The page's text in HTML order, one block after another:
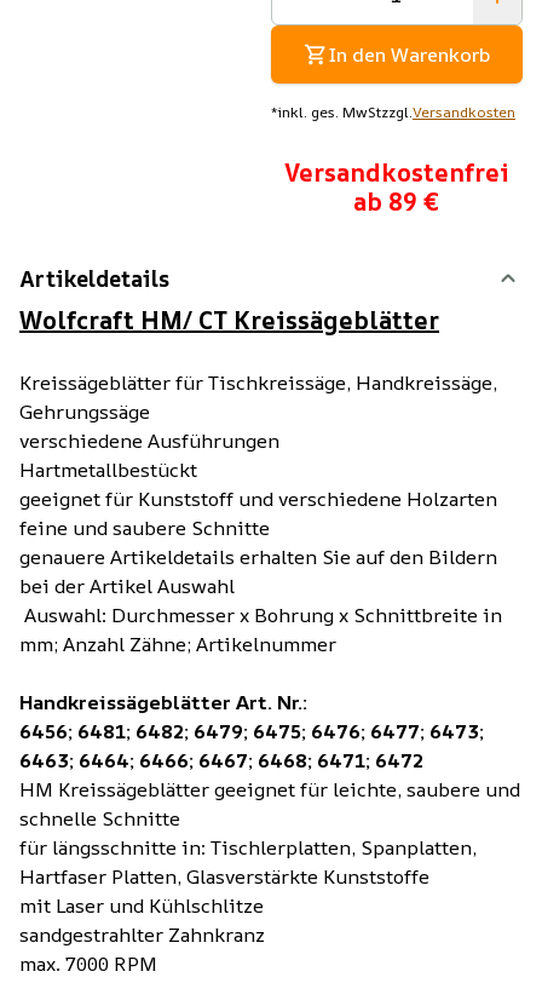
In den Warenkorb
*inkl. ges. MwStzzgl.Versandkosten
Versandkostenfrei
ab 89 €
Artikeldetails
Wolfcraft HM/ CT Kreissägeblätter
Kreissägeblätter für Tischkreissäge, Handkreissäge,
Gehrungssäge
verschiedene Ausführungen
Hartmetallbestückt
geeignet für Kunststoff und verschiedene Holzarten
feine und saubere Schnitte
genauere Artikeldetails erhalten Sie auf den Bildern
bei der Artikel Auswahl
Auswahl: Durchmesser x Bohrung x Schnittbreite in
mm; Anzahl Zähne; Artikelnummer
Handkreissägeblätter Art. Nr.:
6456; 6481; 6482; 6479; 6475; 6476; 6477; 6473;
6463; 6464; 6466; 6467; 6468; 6471; 6472
HM Kreissägeblätter geeignet für leichte, saubere und
schnelle Schnitte
für längsschnitte in: Tischlerplatten, Spanplatten,
Hartfaser Platten, Glasverstärkte Kunststoffe
mit Laser und Kühlschlitze
sandgestrahlter Zahnkranz
max. 7000 RPM